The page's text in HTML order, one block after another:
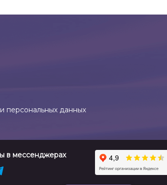
персональных данных
в мессенджерах